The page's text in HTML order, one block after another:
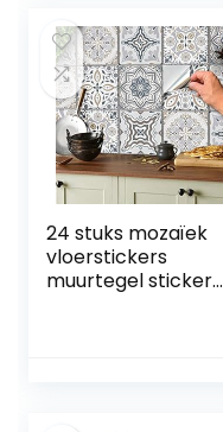
badkamer,
waterdicht, 3D-
wandtegels,
plakfolie,
tegellook, 30,5 cm
x 30,5 cm,
24 stuks mozaïek
vloerstickers
muurtegel stickers